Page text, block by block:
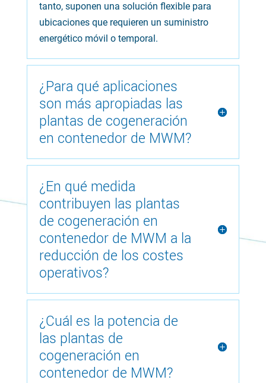
tanto, suponen una solución flexible para
ubicaciones que requieren un suministro
energético móvil o temporal.
¿Para qué aplicaciones
son más apropiadas las
plantas de cogeneración
en contenedor de MWM?
¿En qué medida
contribuyen las plantas
de cogeneración en
contenedor de MWM a la
reducción de los costes
operativos?
¿Cuál es la potencia de
las plantas de
cogeneración en
contenedor de MWM?